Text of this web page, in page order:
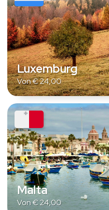
Luxemburg
Von€24,00
Malta
Von€24,00